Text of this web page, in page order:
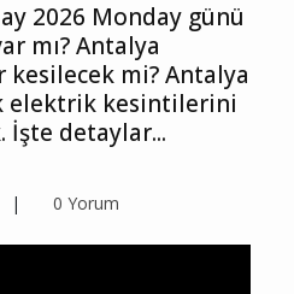
2026 Monday günü
mı? Antalya
mi? Antalya
elektrik kesintilerini
detaylar...
0 Yorum